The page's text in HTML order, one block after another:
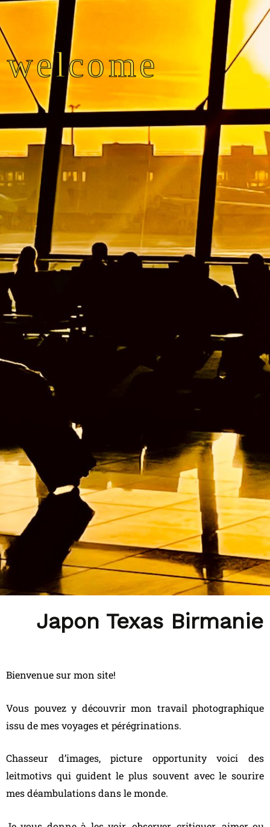
welcome
Japon Texas
Bienvenue sur mon site!
Vous pouvez y découvrir mon travail photographique
issu de mes voyages et pérégrinations.
Chasseur d’images, picture opportunity voici des
leitmotivs qui guident le plus souvent avec le sourire
mes déambulations dans le monde.